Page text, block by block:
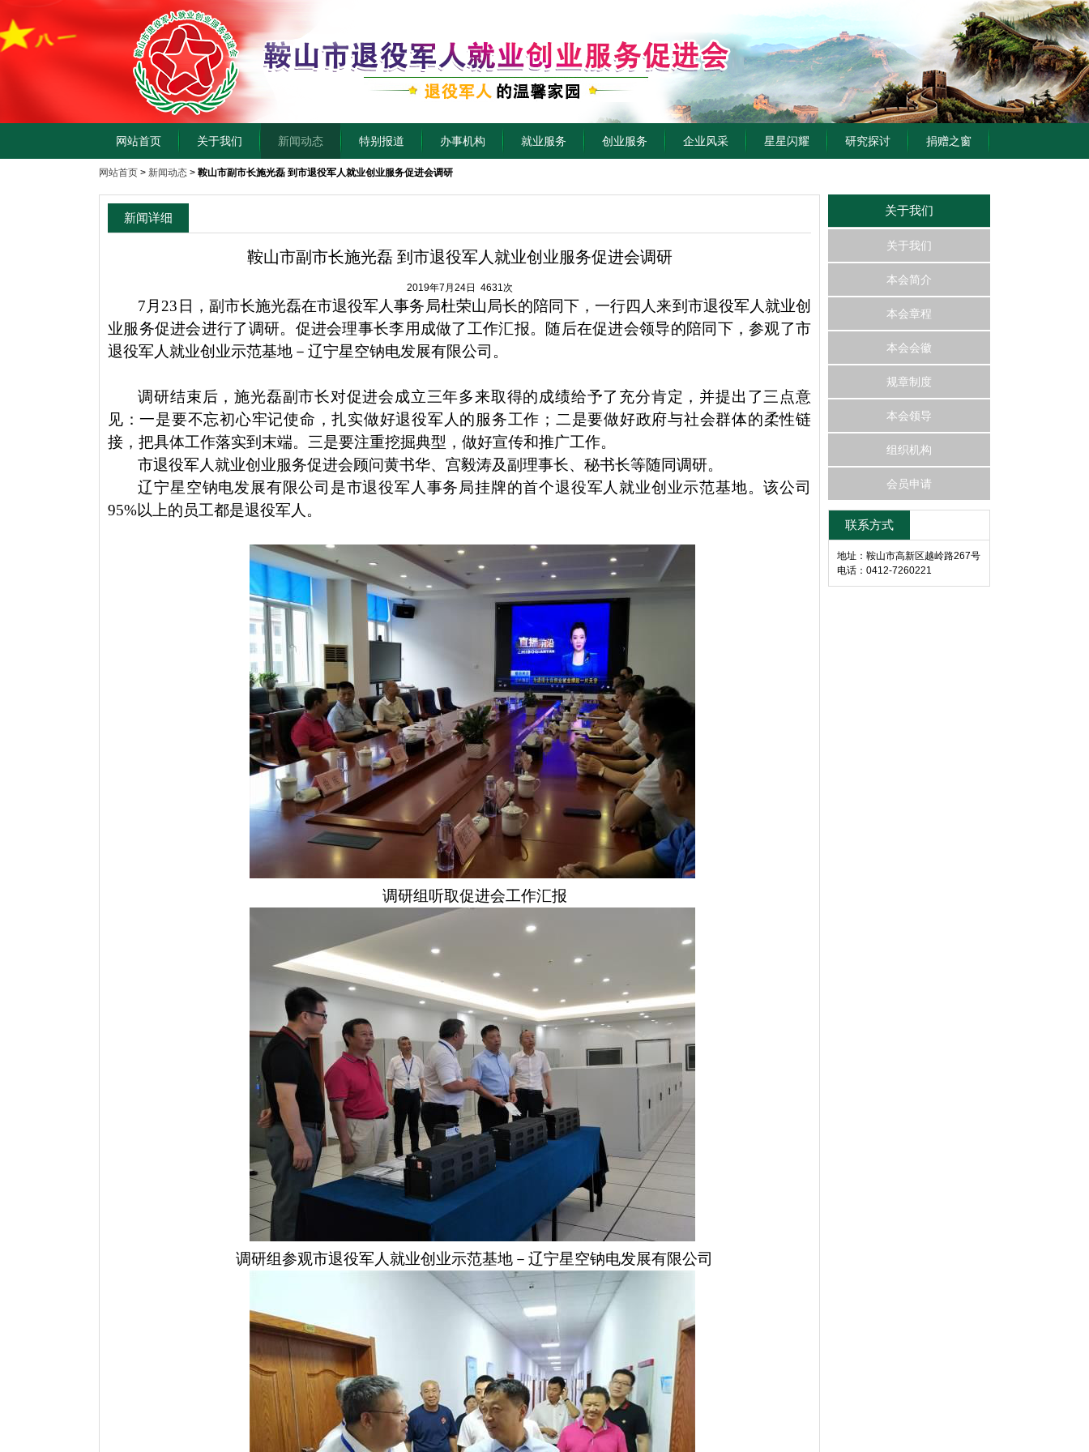
网站首页 关于我们 新闻动态 特别报道 办事机构 就业服务 创业服务 企业风采 星星闪耀 研究探讨 捐赠之窗
网站首页 > 新闻动态 > 鞍山市副市长施光磊 到市退役军人就业创业服务促进会调研
新闻详细
鞍山市副市长施光磊 到市退役军人就业创业服务促进会调研
2019年7月24日 4631次
7月23日，副市长施光磊在市退役军人事务局杜荣山局长的陪同下，一行四人来到市退役军人就业创
业服务促进会进行了调研。促进会理事长李用成做了工作汇报。随后在促进会领导的陪同下，参观了市
退役军人就业创业示范基地－辽宁星空钠电发展有限公司。
调研结束后，施光磊副市长对促进会成立三年多来取得的成绩给予了充分肯定，并提出了三点意
见：一是要不忘初心牢记使命，扎实做好退役军人的服务工作；二是要做好政府与社会群体的柔性链
接，把具体工作落实到末端。三是要注重挖掘典型，做好宣传和推广工作。
市退役军人就业创业服务促进会顾问黄书华、宫毅涛及副理事长、秘书长等随同调研。
辽宁星空钠电发展有限公司是市退役军人事务局挂牌的首个退役军人就业创业示范基地。该公司
95%以上的员工都是退役军人。
调研组听取促进会工作汇报
调研组参观市退役军人就业创业示范基地－辽宁星空钠电发展有限公司
关于我们
关于我们
本会简介
本会章程
本会会徽
规章制度
本会领导
组织机构
会员申请
联系方式
地址：鞍山市高新区越岭路267号
电话：0412-7260221